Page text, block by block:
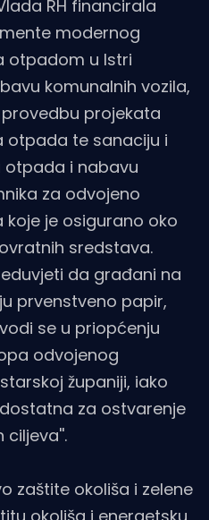
RH financirala
modernog
otpadom u Istri
komunalnih vozila,
projekata
otpada te sanaciju i
i nabavu
za odvojeno
je osigurano oko
sredstava.
da građani na
prvenstveno papir,
se u priopćenju
odvojenog
županiji, iako
za ostvarenje
ciljeva''.
zaštite okoliša i zelene